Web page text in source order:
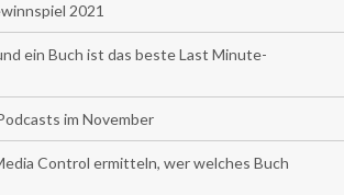
2021
ein Buch ist das beste Last Minute-
im November
Control ermitteln, wer welches Buch